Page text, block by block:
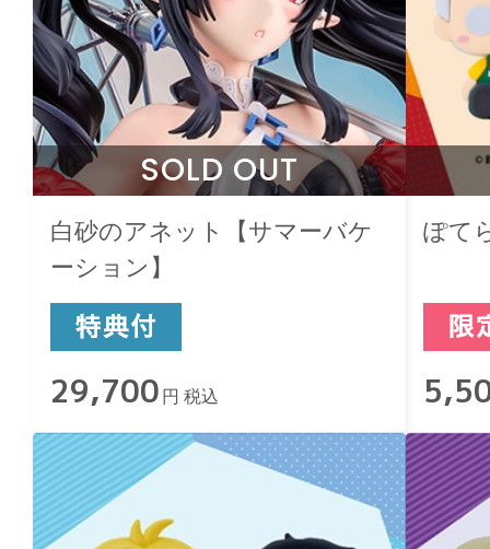
SOLD OUT
白砂のアネット【サマーバケ
ーション】
29,700 円 税込
ぽて